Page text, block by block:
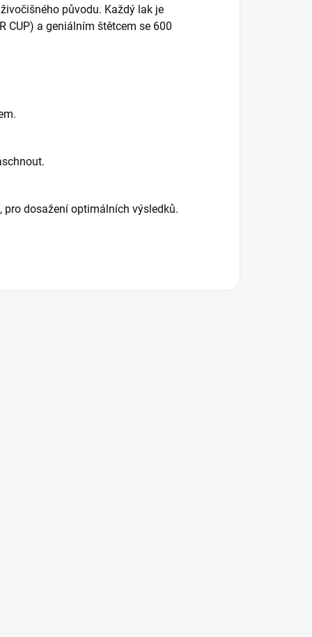
původu. Každý lak je
CUP) a geniálním štětcem se 600
pro dosažení optimálních výsledků.